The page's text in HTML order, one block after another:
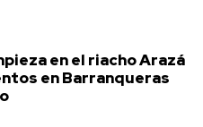
en el riacho Arazá
en Barranqueras